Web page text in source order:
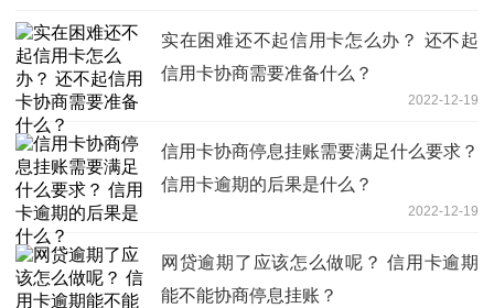
实在困难还不起信用卡怎么办？ 还不起
信用卡协商需要准备什么？
2022-12-19
信用卡协商停息挂账需要满足什么要求？
信用卡逾期的后果是什么？
2022-12-19
网贷逾期了应该怎么做呢？ 信用卡逾期
能不能协商停息挂账？